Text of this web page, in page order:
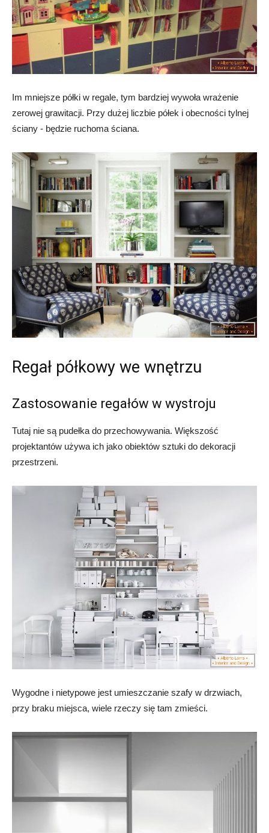
Im mniejsze półki w regale, tym bardziej wywoła wrażenie
zerowej grawitacji. Przy dużej liczbie półek i obecności tylnej
ściany - będzie ruchoma ściana.
Regał półkowy we wnętrzu
Zastosowanie regałów w wystroju
Tutaj nie są pudełka do przechowywania. Większość
projektantów używa ich jako obiektów sztuki do dekoracji
przestrzeni.
Wygodne i nietypowe jest umieszczanie szafy w drzwiach,
przy braku miejsca, wiele rzeczy się tam zmieści.